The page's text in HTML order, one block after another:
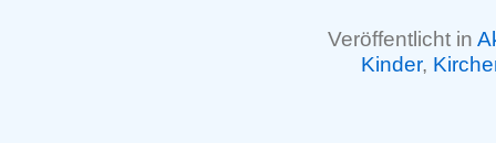
Veröffentlicht in
Kinder,